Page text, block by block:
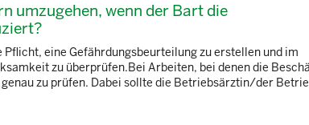
umzugehen, wenn der Bart die
eine Gefährdungsbeurteilung zu erstellen und im
zu überprüfen.Bei Arbeiten, bei denen die
zu prüfen. Dabei sollte die Betriebsärztin/der